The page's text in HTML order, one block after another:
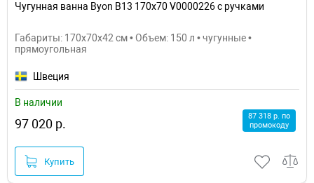
Чугунная ванна Byon B13 170x70 V0000226 с ручками
Габариты: 170x70x42 см • Объем: 150 л • чугунные •
прямоугольная
Швеция
В наличии
97 020 р.
87 318 р. по
промокоду
Купить